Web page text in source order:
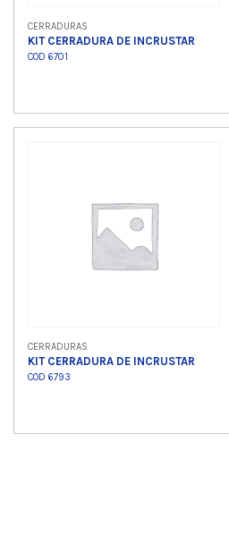
CERRADURAS
KIT CERRADURA DE INCRUSTAR
COD 6701
CERRADURAS
KIT CERRADURA DE INCRUSTAR
COD 6793